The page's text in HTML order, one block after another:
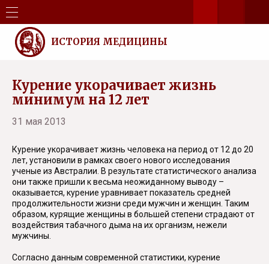
ИСТОРИЯ МЕДИЦИНЫ
Курение укорачивает жизнь
минимум на 12 лет
31 мая 2013
Курение укорачивает жизнь человека на период от 12 до 20
лет, установили в рамках своего нового исследования
ученые из Австралии. В результате статистического анализа
они также пришли к весьма неожиданному выводу –
оказывается, курение уравнивает показатель средней
продолжительности жизни среди мужчин и женщин. Таким
образом, курящие женщины в большей степени страдают от
воздействия табачного дыма на их организм, нежели
мужчины.
Согласно данным современной статистики, курение